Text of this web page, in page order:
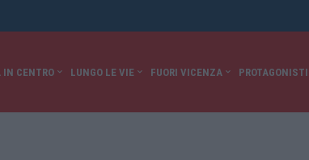
CENTRO LUNGO LE VIE FUORI VICENZA PROTAGONISTI